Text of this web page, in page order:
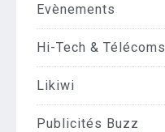
Evènements
Hi-Tech & Télécoms
Likiwi
Publicités Buzz